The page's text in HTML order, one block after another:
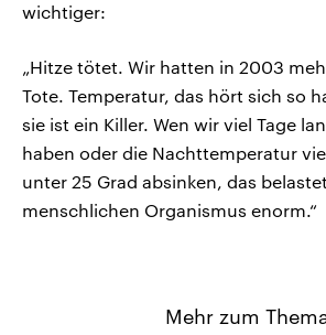
wichtiger:
„Hitze tötet. Wir hatten in 2003
Tote. Temperatur, das hört sich so
sie ist ein Killer. Wen wir viel Tage
haben oder die Nachttemperatur
unter 25 Grad absinken, das
menschlichen Organismus enorm.“
Mehr zum